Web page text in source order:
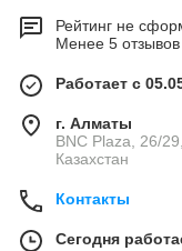
Рейтинг не
Менее 5
Работает с
г. Алматы
BNC Plaza, 26/
Казахстан
Контакты
Сегодня